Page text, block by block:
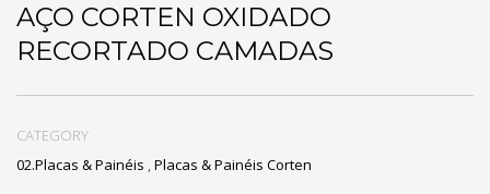
AÇO CORTEN OXIDADO
RECORTADO CAMADAS
CATEGORY
02.Placas & Painéis ,Placas & Painéis Corten